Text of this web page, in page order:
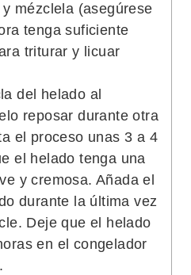
mézclela (asegúrese
tenga suficiente
triturar y licuar
del helado al
reposar durante otra
el proceso unas 3 a 4
el helado tenga una
y cremosa. Añada el
durante la última vez
Deje que el helado
en el congelador